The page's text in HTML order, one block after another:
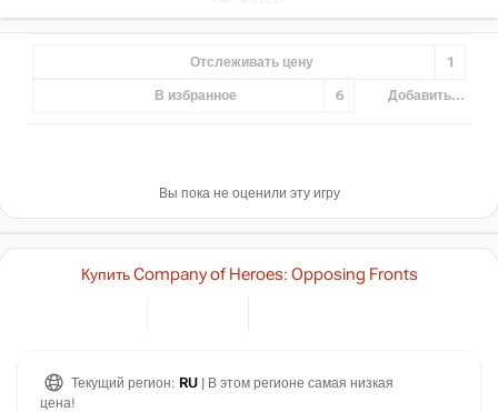
Отслеживать цену 1
В избранное 6 Добавить...
Вы пока не оценили эту игру
Купить Company of Heroes: Opposing Fronts
Текущий регион: RU | В этом регионе самая низкая
цена!